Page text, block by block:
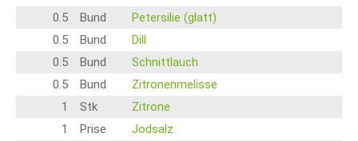
0.5
Bund
Petersilie (glatt)
0.5
Bund
Dill
0.5
Bund
Schnittlauch
0.5
Bund
Zitronenmelisse
1
Stk
Zitrone
1
Prise
Jodsalz